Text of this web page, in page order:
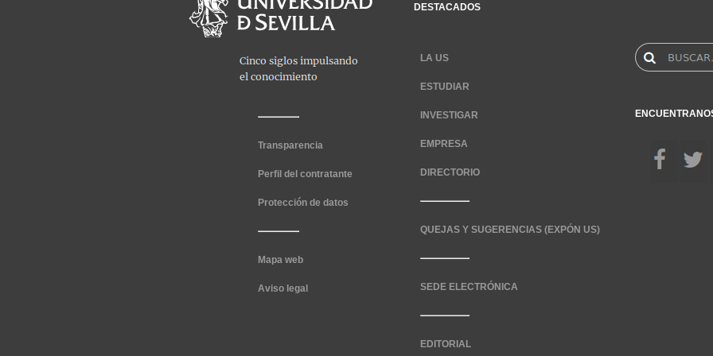
Transparencia
Perfil del contratante
Protección de datos
Mapa web
Aviso legal
DESTACADOS
LA US
ESTUDIAR
INVESTIGAR
EMPRESA
DIRECTORIO
QUEJAS Y SUGERENCIAS (EXPÓN US)
SEDE ELECTRÓNICA
EDITORIAL